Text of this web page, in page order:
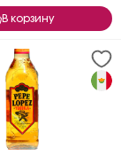
В корзину